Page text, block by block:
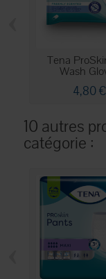
Tena
Wash
4,80 €
10 autres
catégorie :